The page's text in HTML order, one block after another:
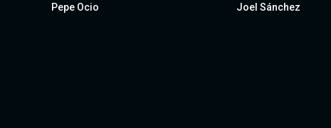
Pepe Ocio Joel Sánchez